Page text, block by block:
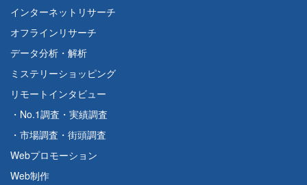
インターネットリサーチ
オフラインリサーチ
データ分析・解析
ミステリーショッピング
リモートインタビュー
・ No.1調査 ・ 実績調査
・ 市場調査 ・ 街頭調査
Webプロモーション
Web制作